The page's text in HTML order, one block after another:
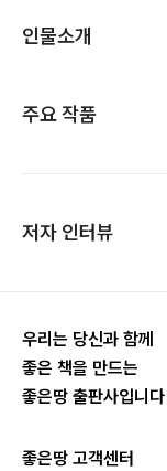
인물소개
주요 작품
저자 인터뷰
우리는 당신과 함께
좋은 책을 만드는
좋은땅 출판사입니다
좋은땅 고객센터